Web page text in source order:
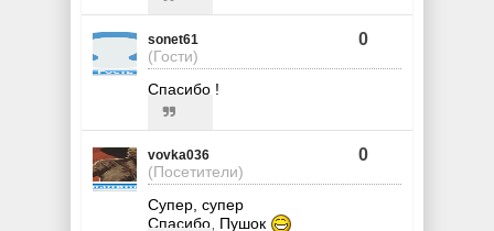
sonet61
(Гости)
0
Спасибо !
vovka036
(Посетители)
0
Супер, супер
Спасибо, Пушок